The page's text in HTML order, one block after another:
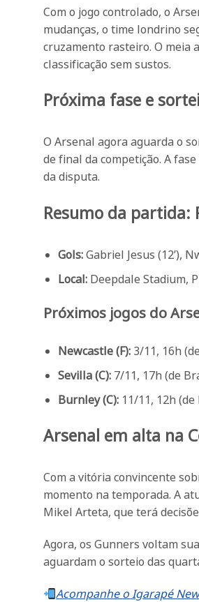
Com o jogo controlado, o
mudanças, o time londrino
cruzamento rasteiro. O meia
classificação sem sustos.
Próxima fase e
O Arsenal agora aguarda o
de final da competição. A
da disputa.
Resumo da partida:
Gols:Gabriel Jesus (12’),
Local:Deepdale Stadium,
Próximos jogos do
Newcastle (F):3/11, 16h
Sevilla (C):7/11, 17h (de
Burnley (C):11/11, 12h (de
Arsenal em alta na
Com a vitória convincente
momento na temporada. A
Mikel Arteta, que terá
Agora, os Gunners voltam
aguardam o sorteio das
Acompanhe o Igarapé